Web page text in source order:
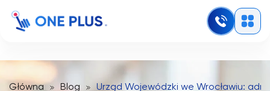
Główna Blog Urząd Wojewódzki we Wrocławiu: